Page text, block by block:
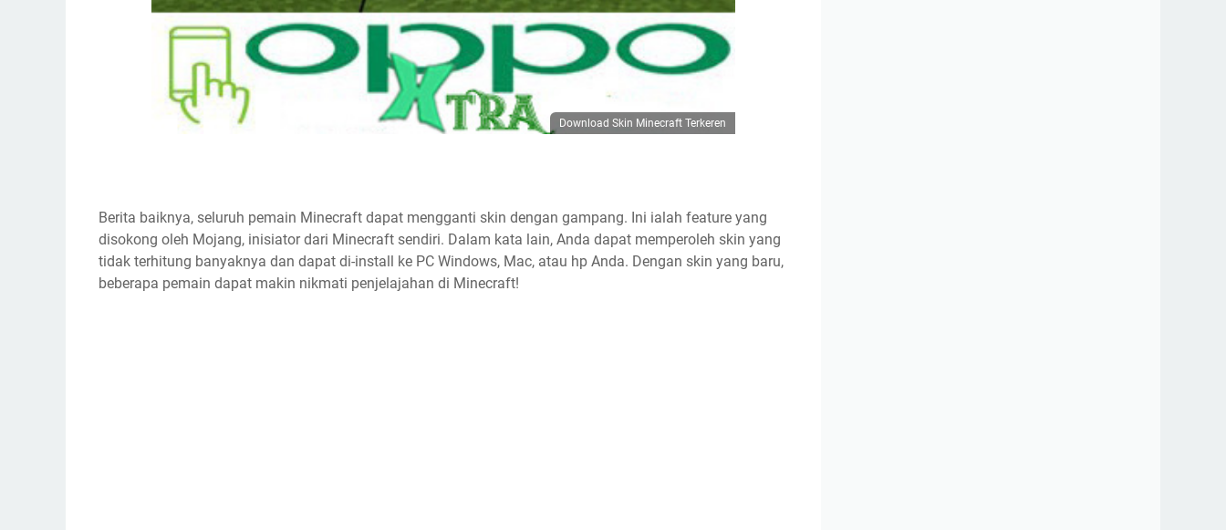
Download Skin Minecraft Terkeren
Berita baiknya, seluruh pemain Minecraft dapat mengganti skin dengan gampang. Ini ialah feature yang
disokong oleh Mojang, inisiator dari Minecraft sendiri. Dalam kata lain, Anda dapat memperoleh skin yang
tidak terhitung banyaknya dan dapat di­-install ke PC Windows, Mac, atau hp Anda. Dengan skin yang baru,
beberapa pemain dapat makin nikmati penjelajahan di Minecraft!